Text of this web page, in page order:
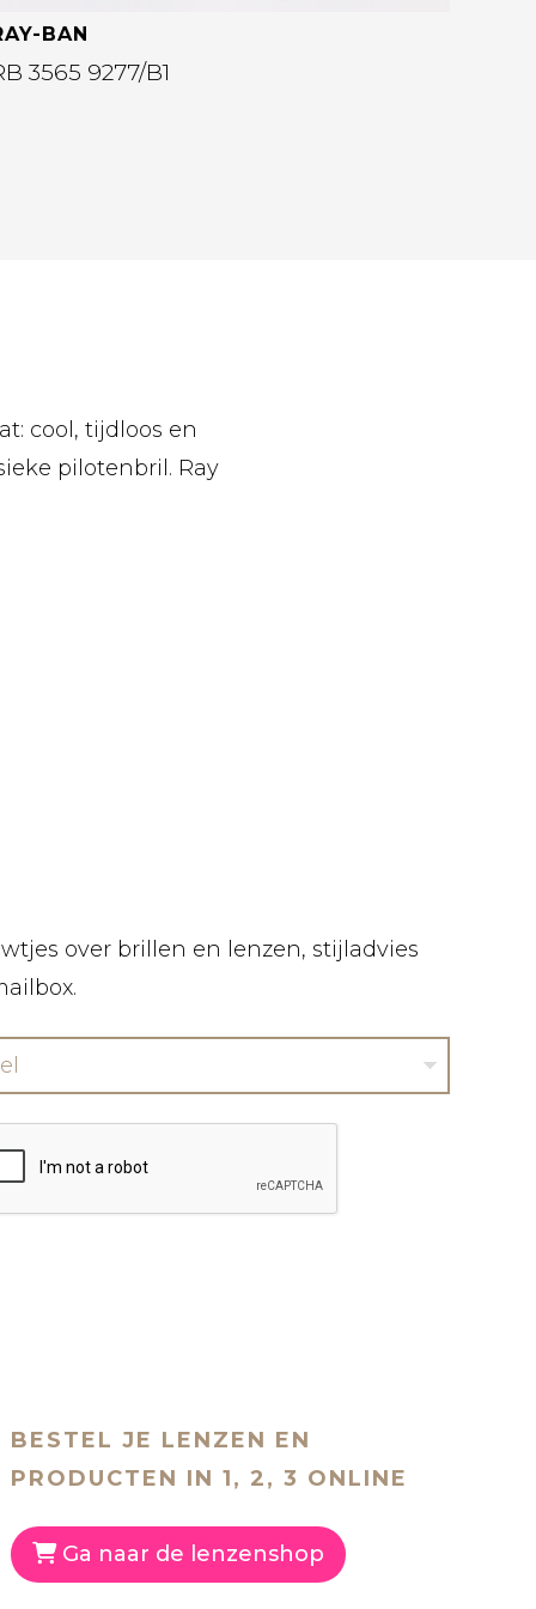
BAN
3565 9277/B1
cool, tijdloos en
pilotenbril. Ray
over brillen en lenzen, stijladvies
BESTEL JE LENZEN EN
PRODUCTEN IN 1, 2, 3 ONLINE
Ga naar de lenzenshop